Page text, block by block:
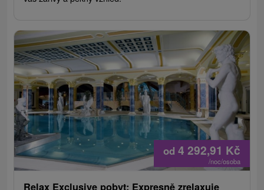
od 4 292,91 Kč
/noc/osoba
Relax Exclusive pobyt: Expresně zrelaxuje